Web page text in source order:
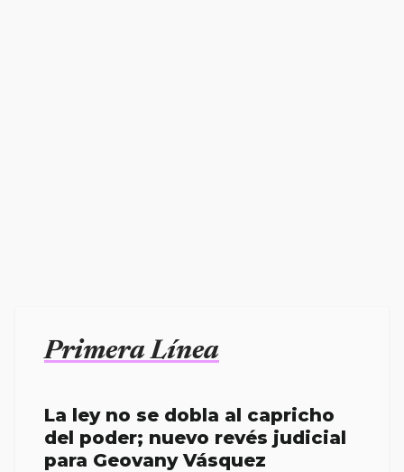
Primera Línea
La ley no se dobla al capricho
del poder; nuevo revés judicial
para Geovany Vásquez